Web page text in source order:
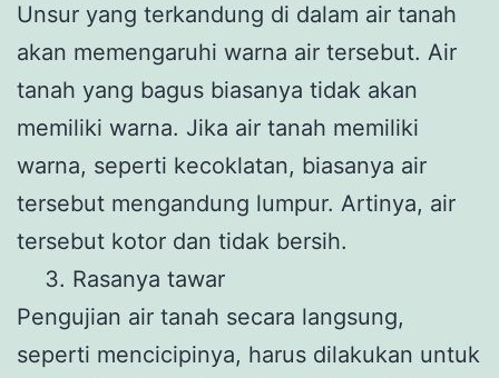
Unsur yang terkandung di dalam air tanah
akan memengaruhi warna air tersebut. Air
tanah yang bagus biasanya tidak akan
memiliki warna. Jika air tanah memiliki
warna, seperti kecoklatan, biasanya air
tersebut mengandung lumpur. Artinya, air
tersebut kotor dan tidak bersih.
Rasanya tawar
Pengujian air tanah secara langsung,
seperti mencicipinya, harus dilakukan untuk